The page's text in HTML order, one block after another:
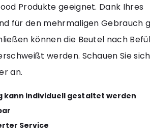
Produkte geeignet. Dank Ihres
für den mehrmaligen Gebrauch
können die Beutel nach
werden. Schauen Sie
an.
kann individuell gestaltet werden
Service